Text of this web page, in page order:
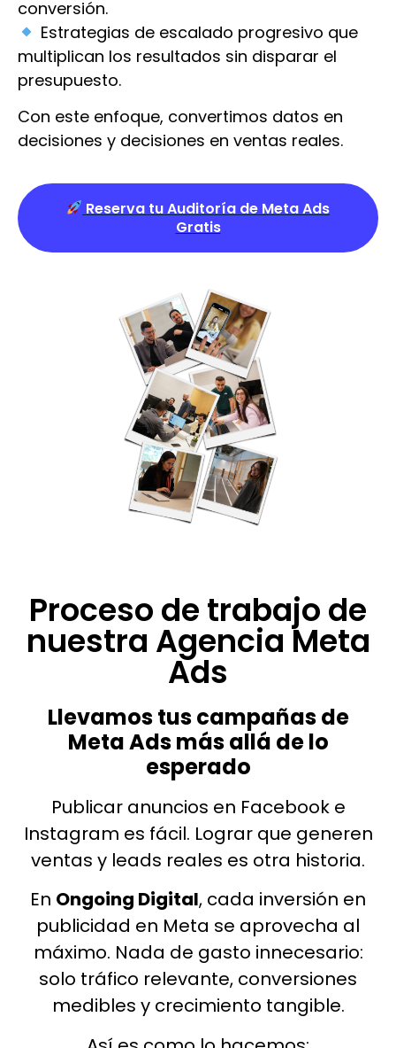
conversión.
Estrategias de escalado progresivo que
multiplican los resultados sin disparar el
presupuesto.
Con este enfoque, convertimos datos en
decisiones y decisiones en ventas reales.
Reserva tu Auditoría de Meta Ads
Gratis
Proceso de trabajo de
nuestra Agencia Meta
Ads
Llevamos tus campañas de
Meta Ads más allá de lo
esperado
Publicar anuncios en Facebook e
Instagram es fácil. Lograr que generen
ventas y leads reales es otra historia.
En Ongoing Digital, cada inversión en
publicidad en Meta se aprovecha al
máximo. Nada de gasto innecesario:
solo tráfico relevante, conversiones
medibles y crecimiento tangible.